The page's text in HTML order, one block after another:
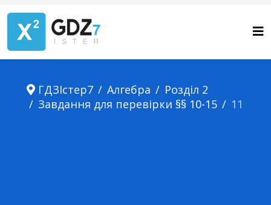
ГДЗІстер7 Алгебра
Розділ 2
Завдання для перевірки §§ 10-15
11